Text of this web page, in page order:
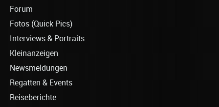
Forum
Fotos (Quick Pics)
Interviews & Portraits
Kleinanzeigen
Newsmeldungen
Regatten & Events
Reiseberichte